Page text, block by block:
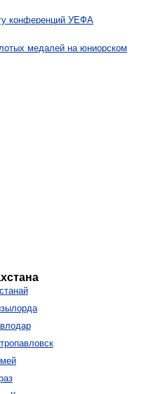
конференций УЕФА
медалей на юниорском